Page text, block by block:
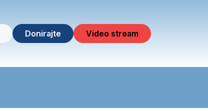
Donirajte Video stream